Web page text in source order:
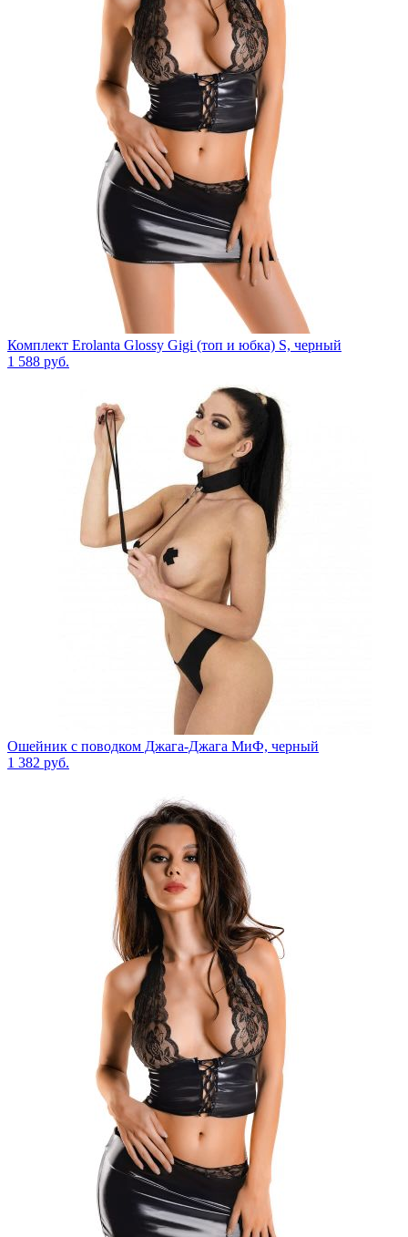
Комплект Erolanta Glossy Gigi (топ и юбка) S, черный
1 588 руб.
Ошейник с поводком Джага-Джага МиФ, черный
1 382 руб.